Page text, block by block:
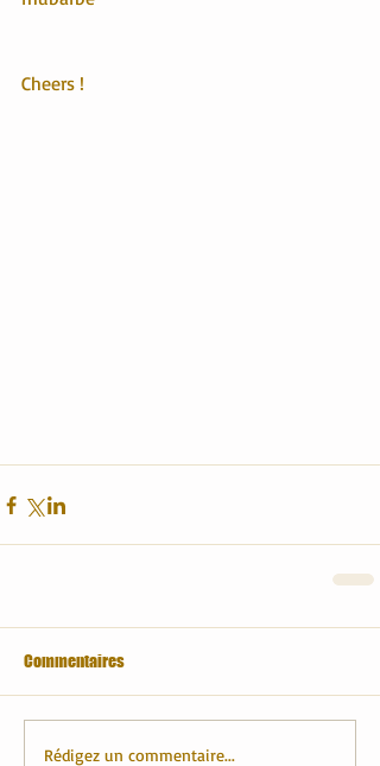
Cheers !
Commentaires
Rédigez un commentaire...